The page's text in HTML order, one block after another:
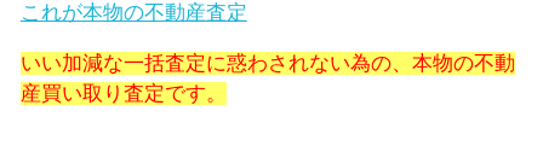
これが本物の不動産査定
いい加減な一括査定に惑わされない為の、本物の不動
産買い取り査定です。